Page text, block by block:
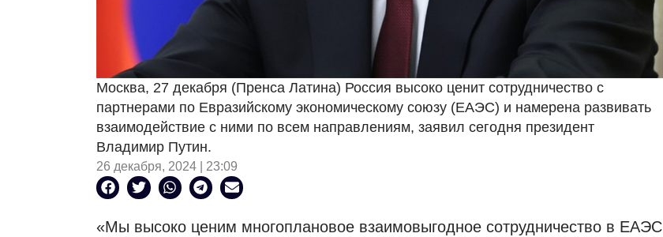
Москва, 27 декабря (Пренса Латина) Россия высоко ценит сотрудничество с
партнерами по Евразийскому экономическому союзу (ЕАЭС) и намерена развивать
взаимодействие с ними по всем направлениям, заявил сегодня президент
Владимир Путин.
26 декабря, 2024 | 23:09
«Мы высоко ценим многоплановое взаимовыгодное сотрудничество в ЕАЭС